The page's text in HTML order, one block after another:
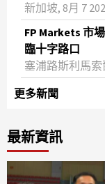
新加坡, 8月 7
FP Markets 市
臨十字路口
塞浦路斯利馬索
更多新聞
最新資訊